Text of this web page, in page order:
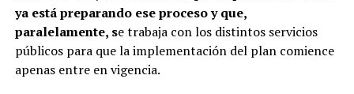
ya está preparando ese proceso y que,
paralelamente, se trabaja con los distintos servicios
públicos para que la implementación del plan comience
apenas entre en vigencia.